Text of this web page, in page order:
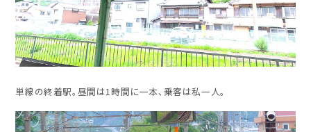
単線の終着駅。昼間は1時間に一本、乗客は私一人。